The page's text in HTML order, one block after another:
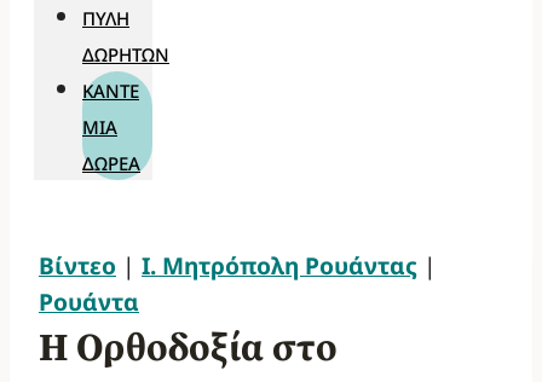
ΠΎΛΗ
ΔΩΡΗΤΏΝ
ΚΆΝΤΕ
ΜΊΑ
ΔΩΡΕΆ
Βίντεο | Ι. Μητρόπολη Ρουάντας |
Ρουάντα
Η Ορθοδοξία στο